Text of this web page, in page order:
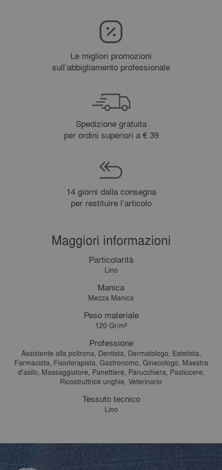
Le migliori promozioni
sull’abbigliamento professionale
Spedizione gratuita
per ordini superiori a € 39
14 giorni dalla consegna
per restituire l’articolo
Maggiori informazioni
Particolarità
Lino
Manica
Mezza Manica
Peso materiale
120 Gr/m²
Professione
Assistente alla poltrona, Dentista, Dermatologo, Estetista,
Farmacista, Fisioterapista, Gastronomo, Ginecologo, Maestra
d'asilo, Massaggiatore, Panettiere, Parucchiera, Pasticcere,
Ricostruttrice unghie, Veterinario
Tessuto tecnico
Lino